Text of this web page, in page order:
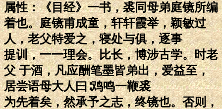
属性：《目经》一书，裘同母弟庭镜所编
着也。庭镜甫成童，轩轩霞举，颖敏过
人，老父特爱之，寝处与俱，逐事
提训，一一理会。比长，博涉古学。时老
父 于酒，凡应酬笔墨皆弟出，爱益至，
居尝语母大人曰∶鸡鸣一鞭裘
为先着矣，然承予之志，终镜也。否则，